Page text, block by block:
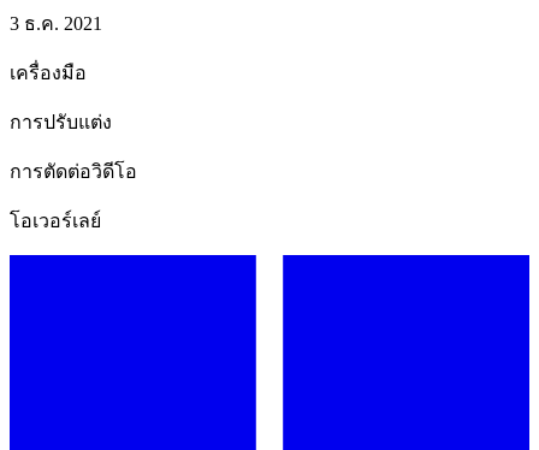
3 ธ.ค. 2021
เครื่องมือ
การปรับแต่ง
การตัดต่อวิดีโอ
โอเวอร์เลย์